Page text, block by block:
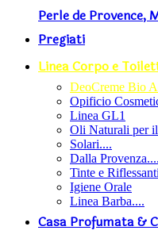
Perle de Provence,
Pregiati
Linea Corpo e
DeoCreme Bio
Opificio
Linea GL1
Oli Naturali per
Solari....
Dalla
Tinte e
Igiene Orale
Linea Barba....
Casa Profumata &